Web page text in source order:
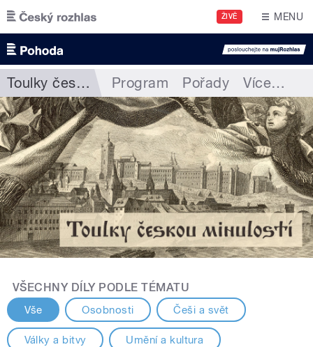
Přejít k hlavnímu obsahu
ŽIVĚ MENU
Toulky českou minulostí Program Pořady Více…
VŠECHNY DÍLY PODLE TÉMATU
Vše Osobnosti Češi a svět
Války a bitvy Umění a kultura